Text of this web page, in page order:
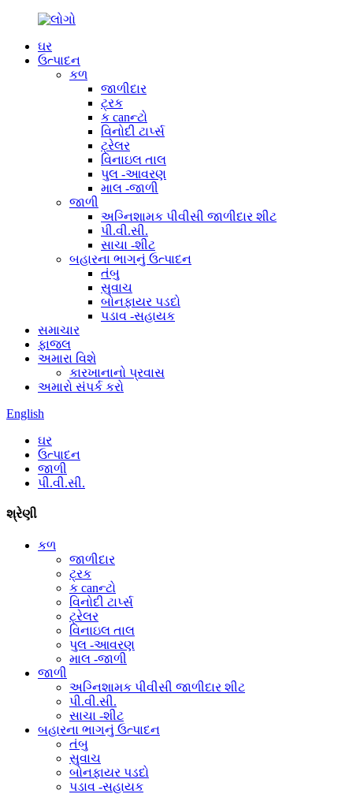
ઘર
ઉત્પાદન
કળ
જાળીદાર
ટ્રક
ક canન્ટો
વિનોદી ટાર્પ્સ
ટ્રેલર
વિનાઇલ તાલ
પુલ -આવરણ
માલ -જાળી
જાળી
અગ્નિશામક પીવીસી જાળીદાર શીટ
પી.વી.સી.
સાચા -શીટ
બહારના ભાગનું ઉત્પાદન
તંબુ
સુવાચ
બોનફાયર પડદો
પડાવ -સહાયક
સમાચાર
ફાજલ
અમારા વિશે
કારખાનાનો પ્રવાસ
અમારો સંપર્ક કરો
English
ઘર
ઉત્પાદન
જાળી
પી.વી.સી.
શ્રેણી
કળ
જાળીદાર
ટ્રક
ક canન્ટો
વિનોદી ટાર્પ્સ
ટ્રેલર
વિનાઇલ તાલ
પુલ -આવરણ
માલ -જાળી
જાળી
અગ્નિશામક પીવીસી જાળીદાર શીટ
પી.વી.સી.
સાચા -શીટ
બહારના ભાગનું ઉત્પાદન
તંબુ
સુવાચ
બોનફાયર પડદો
પડાવ -સહાયક